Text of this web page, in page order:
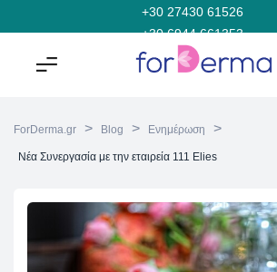
+30 27430 61526
+30 6944 661353
ForDerma.gr > Blog > Ενημέρωση >
Νέα Συνεργασία με την εταιρεία 111 Elies